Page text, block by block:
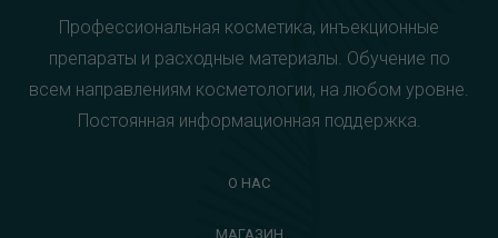
Профессиональная косметика, инъекционные
препараты и расходные материалы. Обучение по
всем направлениям косметологии, на любом уровне.
Постоянная информационная поддержка.
О НАС
МАГАЗИН